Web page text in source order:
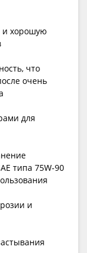
и хорошую
что
очень
для
типа 75W-90
и